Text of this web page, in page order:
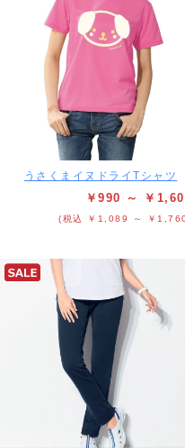
うさくまイヌドライTシャツ
￥990 ～ ￥
(税込 ￥1,089 ～ ￥